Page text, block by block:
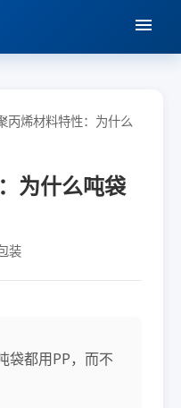
丙烯材料特性：为什么
为什么吨袋
装
袋都用PP，而不